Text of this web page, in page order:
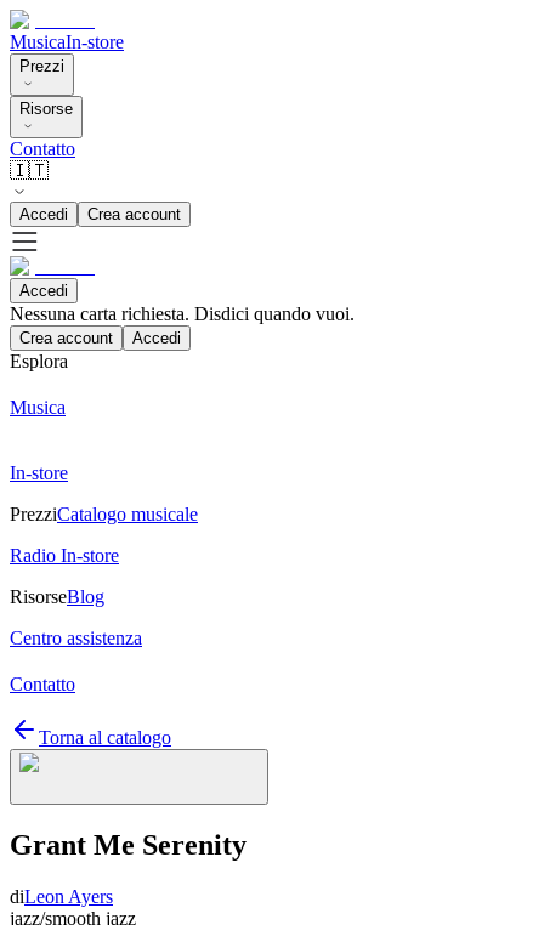
MusicaIn-store
Prezzi
Risorse
Contatto
🇮🇹
Accedi Crea account
Accedi
Nessuna carta richiesta. Disdici quando vuoi.
Crea account Accedi
Esplora
Musica
In-store
PrezziCatalogo musicale
Radio In-store
RisorseBlog
Centro assistenza
Contatto
Torna al catalogo
Grant Me Serenity
diLeon Ayers
jazz/smooth jazz